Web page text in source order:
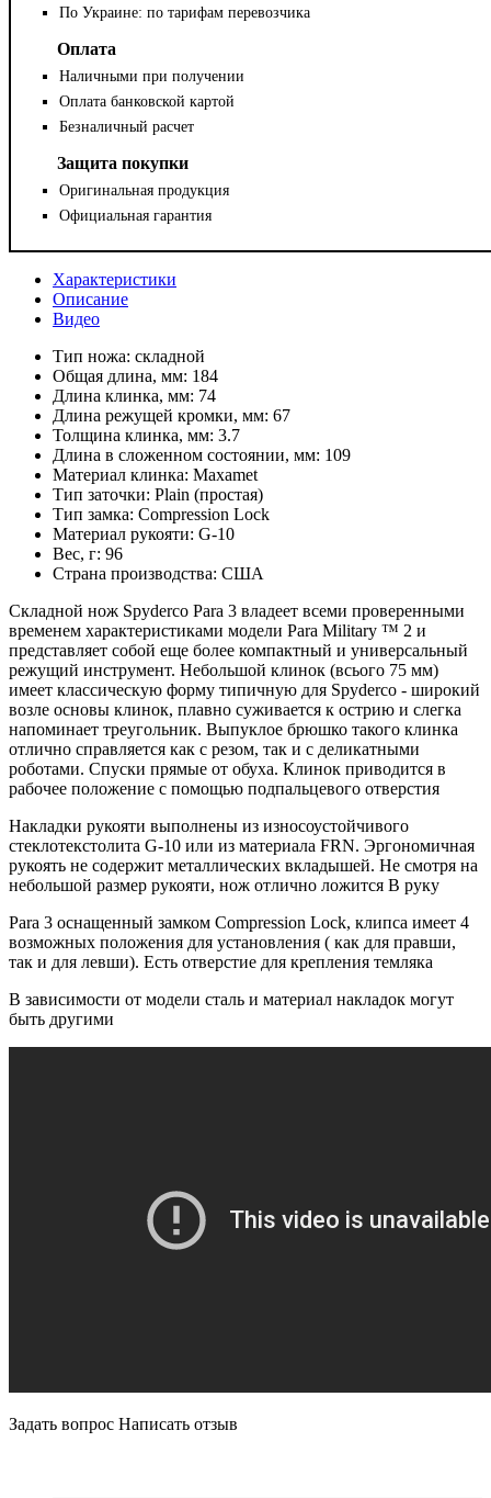
По Украине: по тарифам перевозчика
Оплата
Наличными при получении
Оплата банковской картой
Безналичный расчет
Защита покупки
Оригинальная продукция
Официальная гарантия
Характеристики
Описание
Видео
Тип ножа: складной
Общая длина, мм: 184
Длина клинка, мм: 74
Длина режущей кромки, мм: 67
Толщина клинка, мм: 3.7
Длина в сложенном состоянии, мм: 109
Материал клинка: Maxamet
Тип заточки: Plain (простая)
Тип замка: Compression Lock
Материал рукояти: G-10
Вес, г: 96
Страна производства: США
Складной нож Spyderco Para 3 владеет всеми проверенными
временем характеристиками модели Para Military ™ 2 и
представляет собой еще более компактный и универсальный
режущий инструмент. Небольшой клинок (всього 75 мм)
имеет классическую форму типичную для Spyderco - широкий
возле основы клинок, плавно суживается к острию и слегка
напоминает треугольник. Выпуклое брюшко такого клинка
отлично справляется как с резом, так и с деликатными
роботами. Спуски прямые от обуха. Клинок приводится в
рабочее положение с помощью подпальцевого отверстия
Накладки рукояти выполнены из износоустойчивого
стеклотекстолита G-10 или из материала FRN. Эргономичная
рукоять не содержит металлических вкладышей. Не смотря на
небольшой размер рукояти, нож отлично ложится В руку
Para 3 оснащенный замком Compression Lock, клипса имеет 4
возможных положения для установления ( как для правши,
так и для левши). Есть отверстие для крепления темляка
В зависимости от модели сталь и материал накладок могут
быть другими
Задать вопрос Написать отзыв